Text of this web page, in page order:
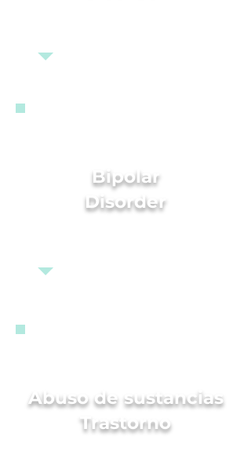
Bipolar
Disorder
Abuso de sustancias
Trastorno